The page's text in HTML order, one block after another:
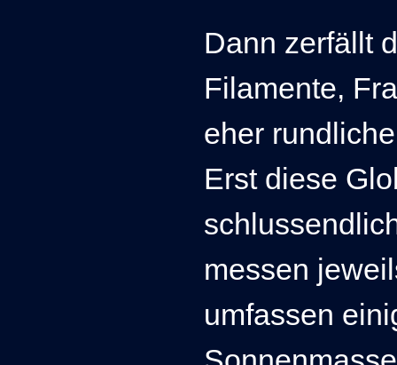
Dann zerfällt
Filamente,
eher
Erst diese
messen
umfassen